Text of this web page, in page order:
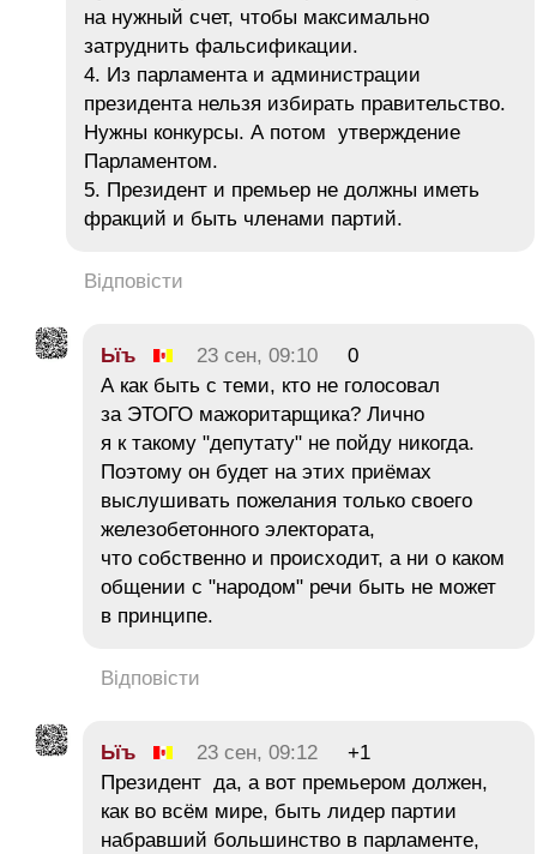
на нужный счет, чтобы максимально
затруднить фальсификации.
4. Из парламента и администрации
президента нельзя избирать правительство.
Нужны конкурсы. А потом утверждение
Парламентом.
5. Президент и премьер не должны иметь
фракций и быть членами партий.
Відповісти
Ьїъ 23 сен, 09:10
0
А как быть с теми, кто не голосовал
за ЭТОГО мажоритарщика? Лично
я к такому "депутату" не пойду никогда.
Поэтому он будет на этих приёмах
выслушивать пожелания только своего
железобетонного электората,
что собственно и происходит, а ни о каком
общении с "народом" речи быть не может
в принципе.
Відповісти
Ьїъ 23 сен, 09:12
+1
Президент да, а вот премьером должен,
как во всём мире, быть лидер партии
набравший большинство в парламенте,